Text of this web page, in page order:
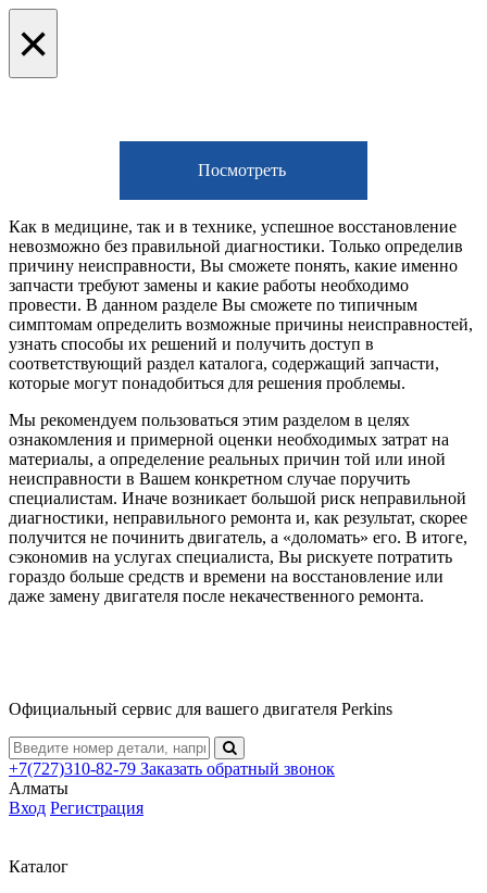
×
Посмотреть
Как в медицине, так и в технике, успешное восстановление
невозможно без правильной диагностики. Только определив
причину неисправности, Вы сможете понять, какие именно
запчасти требуют замены и какие работы необходимо
провести. В данном разделе Вы сможете по типичным
симптомам определить возможные причины неисправностей,
узнать способы их решений и получить доступ в
соответствующий раздел каталога, содержащий запчасти,
которые могут понадобиться для решения проблемы.
Мы рекомендуем пользоваться этим разделом в целях
ознакомления и примерной оценки необходимых затрат на
материалы, а определение реальных причин той или иной
неисправности в Вашем конкретном случае поручить
специалистам. Иначе возникает большой риск неправильной
диагностики, неправильного ремонта и, как результат, скорее
получится не починить двигатель, а «доломать» его. В итоге,
сэкономив на услугах специалиста, Вы рискуете потратить
гораздо больше средств и времени на восстановление или
даже замену двигателя после некачественного ремонта.
Официальный сервис для вашего двигателя Perkins
+7(727)310-82-79 Заказать обратный звонок
Алматы
Вход Регистрация
Каталог